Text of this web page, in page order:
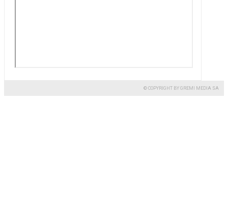
© COPYRIGHT BY GREMI MEDIA SA